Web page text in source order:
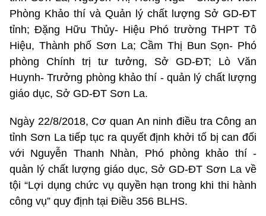
Phòng Khảo thí và Quản lý chất lượng Sở GD-ĐT
tỉnh; Đặng Hữu Thủy- Hiệu Phó trường THPT Tô
Hiệu, Thành phố Sơn La; Cầm Thị Bun Sọn- Phó
phòng Chính trị tư tưởng, Sở GD-ĐT; Lò Văn
Huynh- Trưởng phòng khảo thí - quản lý chất lượng
giáo dục, Sở GD-ĐT Sơn La.
Ngày 22/8/2018, Cơ quan An ninh điều tra Công an
tỉnh Sơn La tiếp tục ra quyết định khởi tố bị can đối
với Nguyễn Thanh Nhàn, Phó phòng khảo thí -
quản lý chất lượng giáo dục, Sở GD-ĐT Sơn La về
tội “Lợi dụng chức vụ quyền hạn trong khi thi hành
công vụ” quy định tại Điều 356 BLHS.